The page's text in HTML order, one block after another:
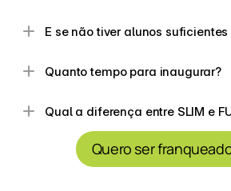
E se não tiver alunos
Quanto tempo para inaugurar?
Qual a diferença entre SLIM e
Quero ser